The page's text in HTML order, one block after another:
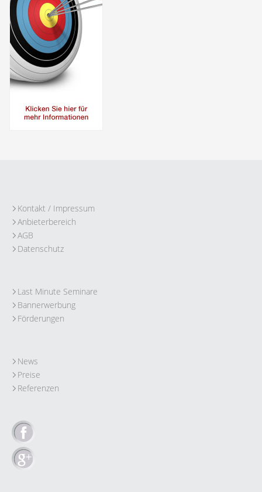
Kontakt / Impressum
Anbieterbereich
AGB
Datenschutz
Last Minute Seminare
Bannerwerbung
Förderungen
News
Preise
Referenzen